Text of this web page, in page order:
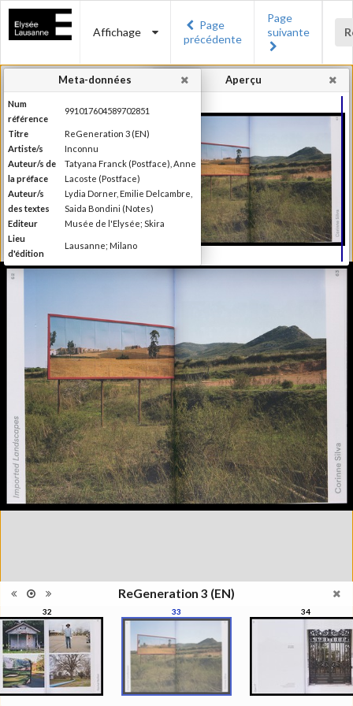
Affichage
Page
précédente
Page
suivante
ReGeneration 3 (EN)
32 33 34
Aperçu
Meta-données
Num
référence
991017604589702851
Titre
ReGeneration 3 (EN)
Artiste/s
Inconnu
Auteur/s de
la préface
Tatyana Franck (Postface), Anne
Lacoste (Postface)
Auteur/s
des textes
Lydia Dorner, Emilie Delcambre,
Saida Bondini (Notes)
Editeur
Musée de l'Elysée; Skira
Lieu
d'édition
Lausanne; Milano
Date
d'édition
Information
l'exposition : "reGeneration 3 :
quelles perspectives pour la
photographie ?", Musée de
l'Elysée, Lausanne, du 29 mai au
23 août 2015
Catégorie
Collections et recueils de
photographies XXIe siècle
Type de
reliure
Broché
Information
images
Couleur, Noir & Blanc
Nombre de
pages
176 pages
Format
30 x 22 cm